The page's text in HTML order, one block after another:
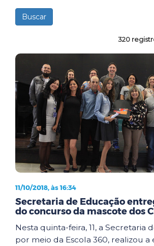
320
11/10/2018, às 16:34
Secretaria de Educação
do concurso da mascote dos
Nesta quinta-feira, 11, a Secretaria
por meio da Escola 360, realizou